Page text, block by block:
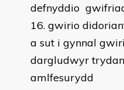
defnyddio
gwirio
a sut i gynnal
dargludwyr
amlfesurydd